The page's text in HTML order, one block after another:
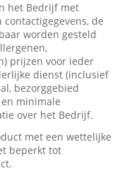
het Bedrijf met
de
worden gesteld
prijzen voor ieder
dienst (inclusief
bezorggebied
minimale
over het Bedrijf.
met een wettelijke
beperkt tot